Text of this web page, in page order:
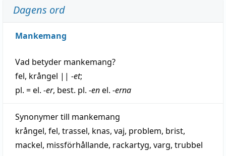
Dagens ord
Mankemang
Vad betyder mankemang?
fel, krångel || -et;
pl. = el. -er, best. pl. -enel. -erna
Synonymer till mankemang
krångel, fel, trassel, knas, vaj, problem, brist,
mackel, missförhållande, rackartyg, varg, trubbel